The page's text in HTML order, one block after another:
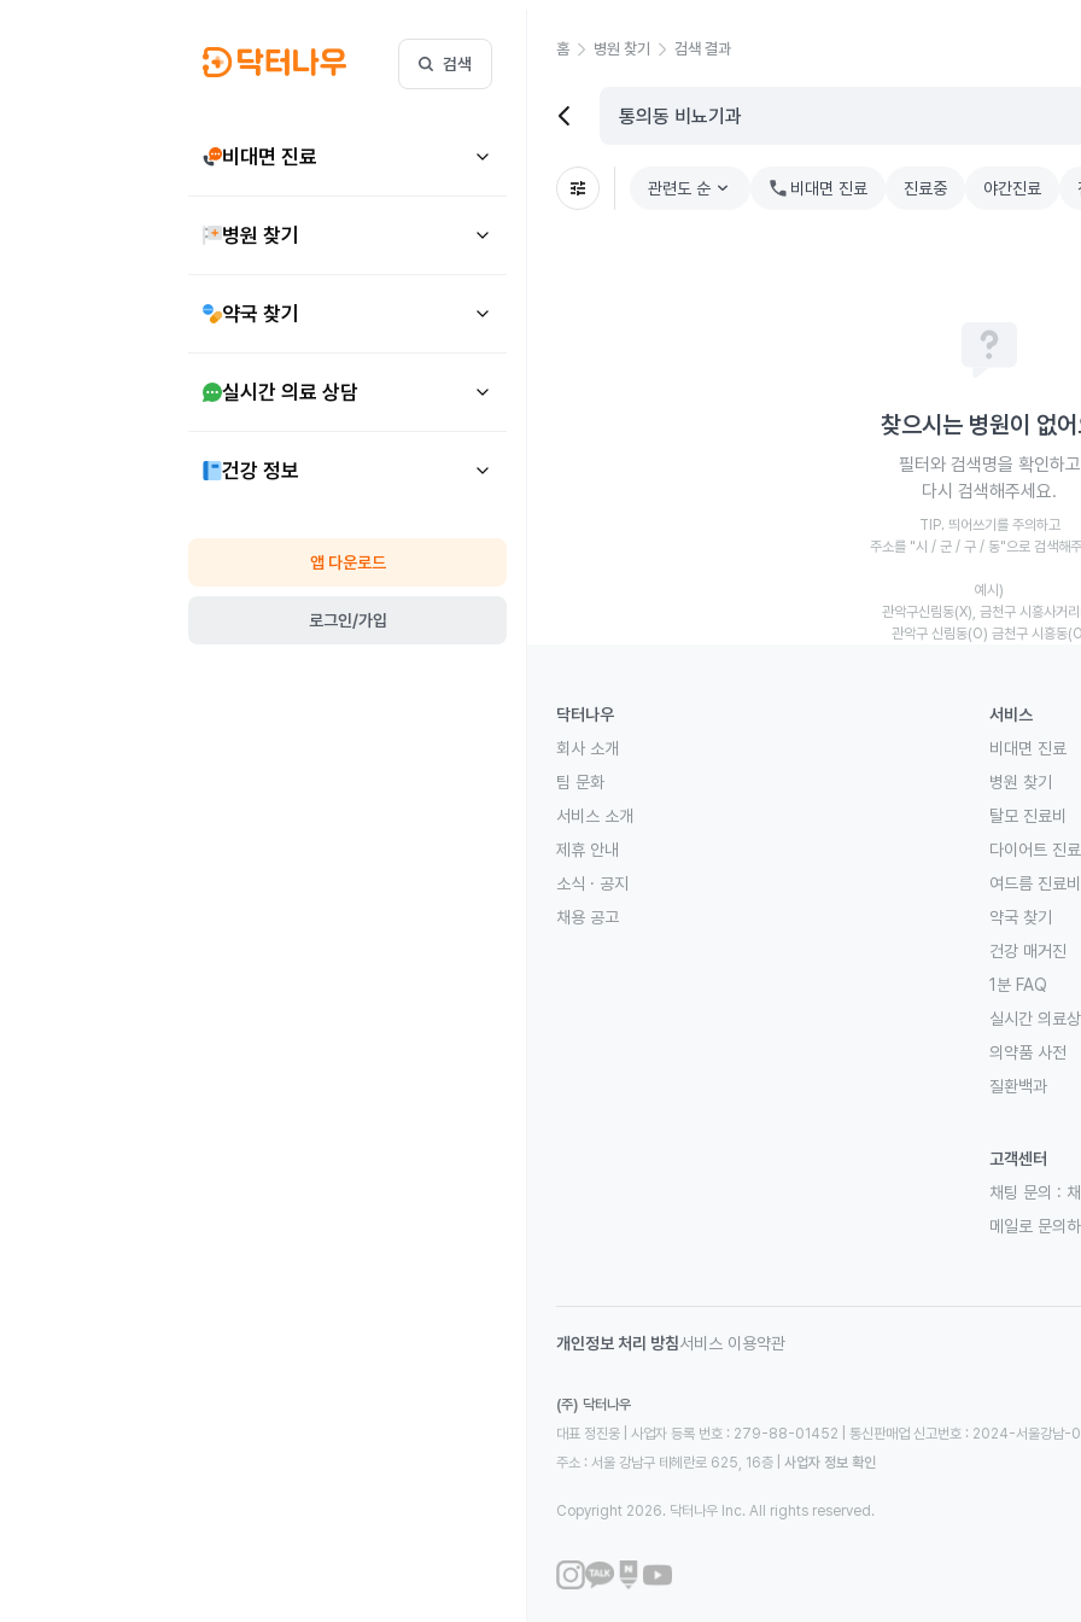
검색
비대면 진료
병원 찾기
약국 찾기
실시간 의료 상담
건강 정보
앱 다운로드
로그인/가입
홈 병원 찾기 검색 결과
관련도 순 chevron_right 비대면 진료 진료중 야간진료
찾으시는 병원이 없
필터와 검색명을 확인하고
다시 검색해주세요.
TIP. 띄어쓰기를 주의하고
주소를 "시 / 군 / 구 / 동"으로 검색해
예시)
관악구신림동(X), 금천구 시흥사거
관악구 신림동(O) 금천구 시흥동
닥터나우
회사 소개
팀 문화
서비스 소개
제휴 안내
소식 · 공지
채용 공고
서비스
비대면 진료
병원 찾기
탈모 진료비
다이어트 진료
여드름 진료비
약국 찾기
건강 매거진
1분 FAQ
실시간 의료
의약품 사전
질환백과
고객센터
채팅 문의 :
메일로 문의하
개인정보 처리 방침서비스 이용약관
(주) 닥터나우
대표 정진웅 | 사업자 등록 번호 : 279-88-01452 | 통신판매업 신고번호 : 2024-서울강남
주소 : 서울 강남구 테헤란로 625, 16층
사업자 정보 확인
Copyright 2026. 닥터나우 Inc. All rights reserved.